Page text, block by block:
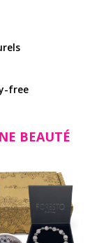
free
BEAUTÉ